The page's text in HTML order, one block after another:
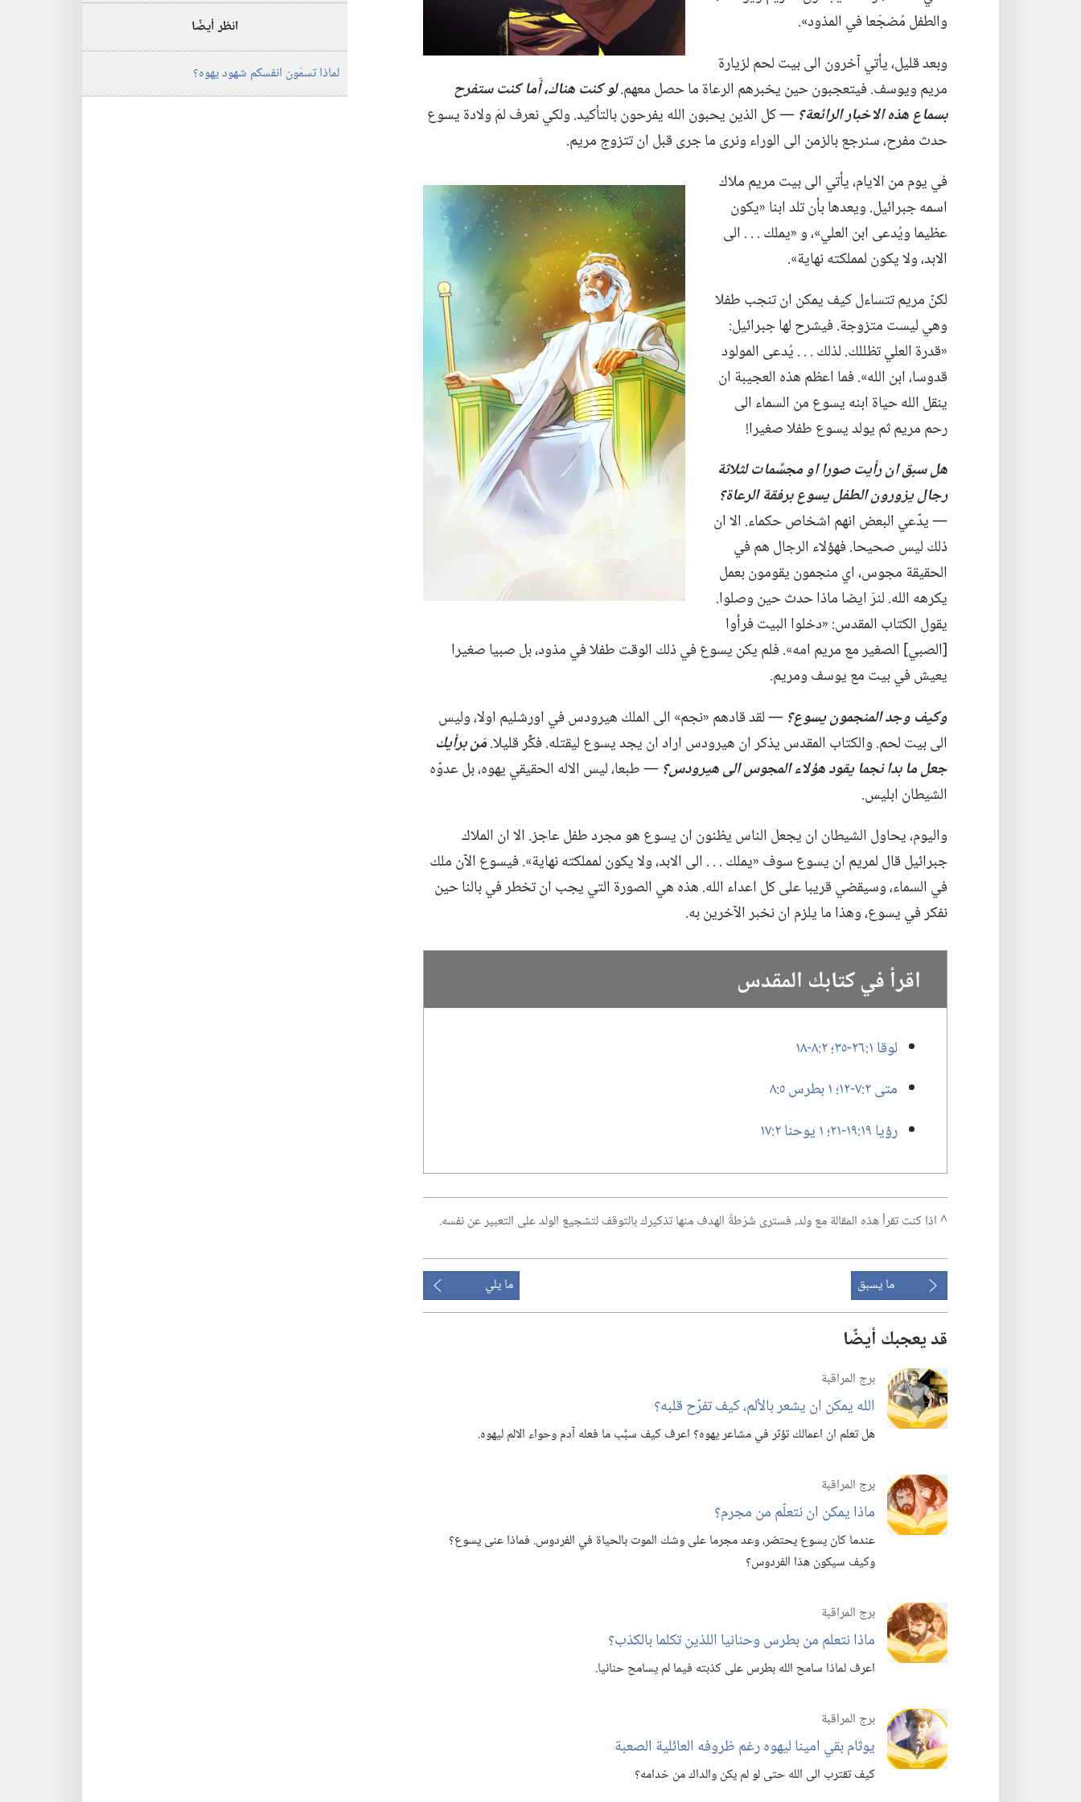
والطفل مُضجَعا في المذود».‏
وبعد قليل،‏ يأتي آخرون الى بيت لحم لزيارة
مريم ويوسف.‏ فيتعجبون حين يخبرهم الرعاة ما حصل معهم.‏لوكنت هناك،‏ أَما كنت ستفرح
بسماع هذه الاخبار الرائعة؟‏‏—‏ كل الذين يحبون الله يفرحون بالتأكيد.‏ ولكي نعرف لمَ ولادة يسوع
حدث مفرح،‏ سنرجع بالزمن الى الوراء ونرى ما جرى قبل ان تتزوج مريم.‏
في يوم من الايام،‏ يأتي الى بيت مريم ملاك
اسمه جبرائيل.‏ ويعدها بأن تلد ابنا «يكون
عظيما ويُدعى ابن العلي»،‏ و «يملك .‏ .‏ .‏ الى
الابد،‏ ولا يكون لمملكته نهاية».‏
لكنّ مريم تتساءل كيف يمكن ان تنجب طفلا
وهي ليست متزوجة.‏ فيشرح لها جبرائيل:‏
«قدرة العلي تظللك.‏ لذلك .‏ .‏ .‏ يُدعى المولود
قدوسا،‏ ابن الله».‏ فما اعظم هذهالعجيبة ان
ينقل الله حياة ابنه يسوع من السماء الى
رحم مريم ثم يولد يسوع طفلا صغيرا!‏
هل سبق ان رأيت صورا او مجسَّمات لثلاثة
رجال يزورون الطفل يسوع برفقة الرعاة؟‏
—‏ يدّعي البعض انهم اشخاص حكماء.‏ الا ان
ذلك ليس صحيحا.‏ فهؤلاء الرجال هم في
الحقيقة مجوس،‏ اي منجمون يقومون بعمل
يكرهه الله.‏ لنرَ ايضا ماذا حدث حين وصلوا.‏
يقول الكتاب المقدس:‏ «دخلوا البيت فرأوا
[الصبي] الصغير مع مريم امه».‏ فلم يكن يسوع في ذلك الوقت طفلا في مذود،‏ بل صبيا صغيرا
يعيش في بيت مع يوسف ومريم.‏
وكيف وجد المنجمون يسوع؟‏‏—‏ لقد قادهم «نجم» الى الملك هيرودس في اورشليم اولا،‏ وليس
الى بيت لحم.‏ والكتاب المقدس يذكر ان هيرودس اراد ان يجد يسوع ليقتله.‏ فكِّر قليلا.‏مَن برأيك
جعل ما بدا نجما يقود هؤلاء المجوس الى هيرودس؟‏‏—‏ طبعا،‏ ليس الاله الحقيقي يهوه،‏ بل عدوّه
الشيطان ابليس.‏
واليوم،‏ يحاول الشيطان ان يجعل الناس يظنون ان يسوع هو مجرد طفل عاجز.‏ الا ان الملاك
جبرائيل قال لمريم ان يسوع سوف «يملك .‏ .‏ .‏ الى الابد،‏ ولا يكون لمملكته نهاية».‏ فيسوع الآن ملك
في السماء،‏ وسيقضي قريبا على كل اعداء الله.‏ هذه هي الصورة التي يجب ان تخطر في بالنا حين
نفكر في يسوع،‏ وهذا ما يلزم ان نخبر الآخرين به.‏
اقرأ في كتابك المقدس
لوقا ١:‏​٢٦-‏٣٥؛‏
متى ٢:‏​٧-‏١٢؛‏
رؤيا ١٩:‏​١٩-‏٢١؛‏
^اذا كنت تقرأ هذه المقالة مع ولد،‏ فسترى شَرْطةً الهدف منها تذكيرك بالتوقف لتشجيع الولد على التعبير عن نفسه.‏
ما يسبق ما يلي
قد يعجبك أيضًا
برج المراقبة
الله يمكن ان يشعر بالألم،‏ كيف تفرّح قلبه؟‏
هل تعلم ان اعمالك تؤثر في مشاعر يهوه؟‏ اعرف كيف سبَّب ما فعله آدم وحواء الالم ليهوه.‏
برج المراقبة
ماذا يمكن ان نتعلّم من مجرم؟‏
عندما كان يسوع يحتضر،‏ وعد مجرما على وشك الموت بالحياة في الفردوس.‏ فماذا عنى يسوع؟‏
وكيف سيكون هذا الفردوس؟‏
برج المراقبة
ماذا نتعلم من بطرس وحنانيا اللذين تكلما بالكذب؟‏
اعرف لماذا سامح الله بطرس على كذبته فيما لم يسامح حنانيا.‏
برج المراقبة
يوثام بقي امينا ليهوه رغم ظروفه العائلية الصعبة
كيف تقترب الى الله حتى لو لم يكن والداك من خدامه؟‏
انظر أيضًا
لماذا تسمّون انفسكم شهود يهوه؟‏